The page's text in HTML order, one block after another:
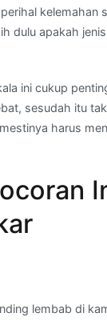
dulu apakah
ini cukup
sesudah itu
harus
lembab di